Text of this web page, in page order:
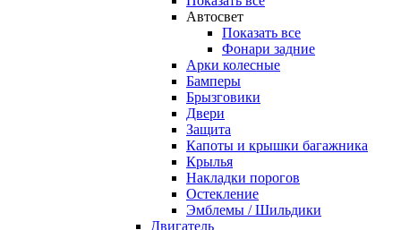
Автосвет
Показать все
Фонари задние
Арки колесные
Бамперы
Брызговики
Двери
Защита
Капоты и крышки багажника
Крылья
Накладки порогов
Остекление
Эмблемы / Шильдики
Двигатель